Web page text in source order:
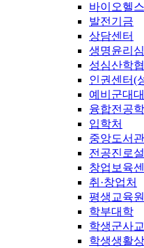
바이오헬
발전기금
상담센터
생명윤리
성심산학
인권센터(
예비군대대
융합전공
입학처
중앙도서관
전공진로
창업보육
취·창업처
평생교육
학부대학
학생군사
학생생활